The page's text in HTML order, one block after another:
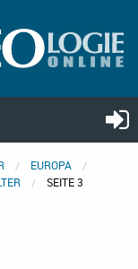
EUROPA
SEITE 3